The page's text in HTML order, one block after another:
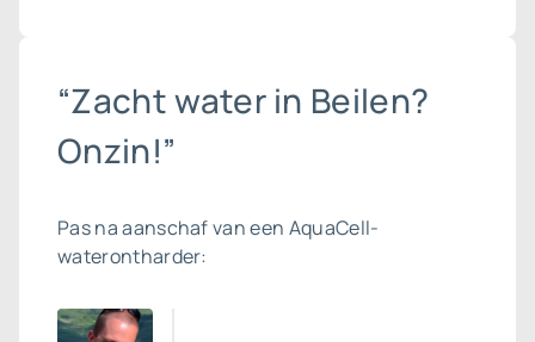
“Zacht water in Beilen?
Onzin!”
Pas na aanschaf van een AquaCell-
waterontharder: